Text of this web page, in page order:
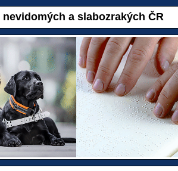
a slabozrakých ČR